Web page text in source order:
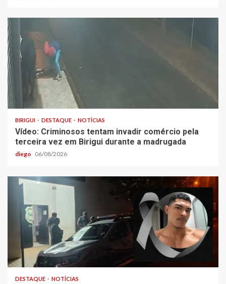
BIRIGUI DESTAQUE NOTÍCIAS
Vídeo: Criminosos tentam invadir comércio pela
terceira vez em Birigui durante a madrugada
diego 06/08/2026
DESTAQUE NOTÍCIAS